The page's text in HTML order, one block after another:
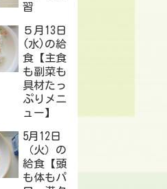
習
５月13日
(水)の給
食【主食
も副菜も
具材たっ
ぷりメニ
ュー】
5月12日
（火）の
給食【頭
も体もパ